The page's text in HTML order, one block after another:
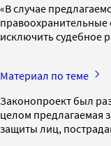
«В случае
правоохранительные
исключить судебное
Материал по теме
Законопроект был
целом предлагаемая
защиты лиц,